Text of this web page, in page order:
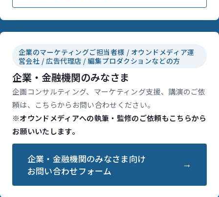
企業のマーケティングご担当者様 / オウンドメディア運
営会社 / 広告代理店 / 編集プロダクションなどの方
企業・金融機関のみなさま
企画コンサルティング、マーケティング支援、講演のご依
頼は、こちらからお問い合わせください。
※オウンドメディアへの執筆・監修のご依頼もこちらから
お願いいたします。
企業・金融機関のみなさま向け
お問い合わせフォーム